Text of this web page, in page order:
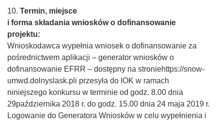
10. Termin, miejsce
i forma składania wniosków o dofinansowanie
projektu:
Wnioskodawca wypełnia wniosek o dofinansowanie za
pośrednictwem aplikacji – generator wniosków o
dofinansowanie EFRR – dostępny na stroniehttps://snow-
umwd.dolnyslask.pli przesyła do IOK w ramach
niniejszego konkursu w terminie od godz. 8.00 dnia
29października 2018 r. do godz. 15.00 dnia 24 maja 2019 r.
Logowanie do Generatora Wniosków w celu wypełnienia i